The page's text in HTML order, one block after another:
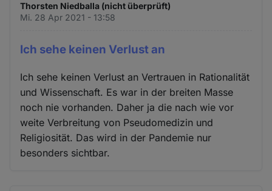
Thorsten Niedballa (nicht überprüft)
Mi. 28 Apr 2021 - 13:58
Ich sehe keinen Verlust an
Ich sehe keinen Verlust an Vertrauen in Rationalität
und Wissenschaft. Es war in der breiten Masse
noch nie vorhanden. Daher ja die nach wie vor
weite Verbreitung von Pseudomedizin und
Religiosität. Das wird in der Pandemie nur
besonders sichtbar.